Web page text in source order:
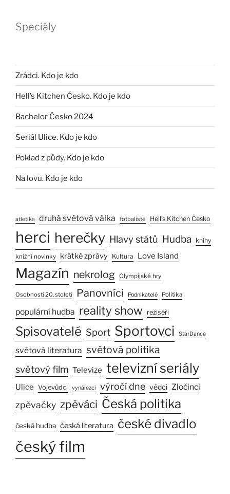
Speciály
Zrádci. Kdo je kdo
Hell’s Kitchen Česko. Kdo je kdo
Bachelor Česko 2024
Seriál Ulice. Kdo je kdo
Poklad z půdy. Kdo je kdo
Na lovu. Kdo je kdo
atletika druhá světová válka fotbalisté Hell’s Kitchen Česko
herci herečky Hlavy států Hudba knihy
knižní novinky krátké zprávy Kultura Love Island
Magazín nekrolog Olympijské hry
Osobnosti 20. století Panovníci Podnikatelé Politika
populární hudba reality show režiséři
Spisovatelé Sport Sportovci StarDance
světová literatura světová politika
světový film Televize televizní seriály
Ulice Vojevůdci vynálezci výročí dne vědci Zločinci
zpěvačky zpěváci Česká politika
česká hudba česká literatura české divadlo
český film